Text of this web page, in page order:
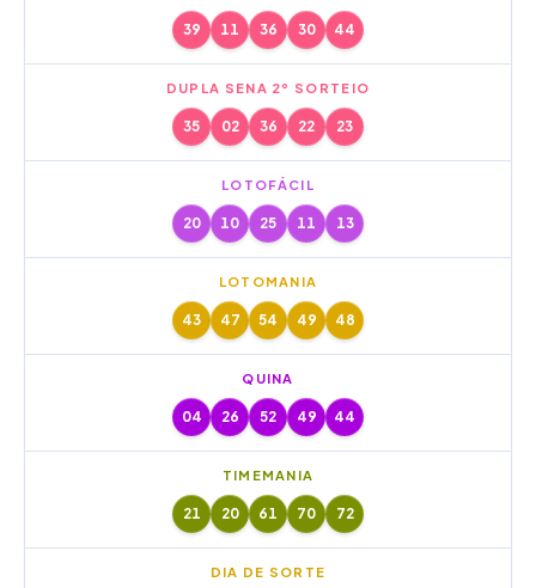
39 11 36 30 44
DUPLA SENA 2º SORTEIO
35 02 36 22 23
LOTOFÁCIL
20 10 25 11 13
LOTOMANIA
43 47 54 49 48
QUINA
04 26 52 49 44
TIMEMANIA
21 20 61 70 72
DIA DE SORTE